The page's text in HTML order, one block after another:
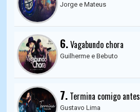
Jorge e Mateus
6.Vagabundo chora
Guilherme e Bebuto
7. Termina comigo antes
Gustavo Lima